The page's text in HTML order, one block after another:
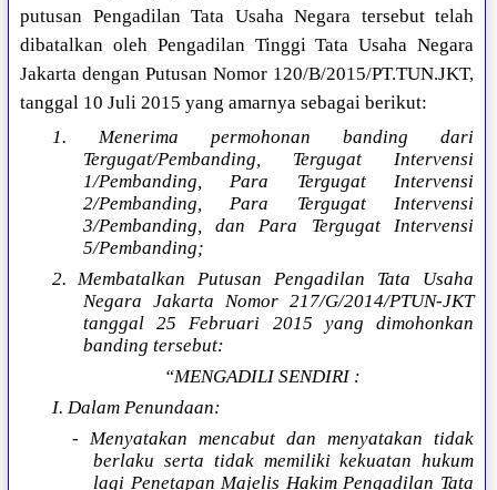
putusan Pengadilan Tata Usaha Negara tersebut telah
dibatalkan oleh Pengadilan Tinggi Tata Usaha Negara
Jakarta dengan Putusan Nomor 120/B/2015/PT.TUN.JKT,
tanggal 10 Juli 2015 yang amarnya sebagai berikut:
1. Menerima permohonan banding dari
Tergugat/Pembanding, Tergugat Intervensi
1/Pembanding, Para Tergugat Intervensi
2/Pembanding, Para Tergugat Intervensi
3/Pembanding, dan Para Tergugat Intervensi
5/Pembanding;
2. Membatalkan Putusan Pengadilan Tata Usaha
Negara Jakarta Nomor 217/G/2014/PTUN-JKT
tanggal 25 Februari 2015 yang dimohonkan
banding tersebut:
“MENGADILI SENDIRI :
I. Dalam Penundaan:
- Menyatakan mencabut dan menyatakan tidak
berlaku serta tidak memiliki kekuatan hukum
lagi Penetapan Majelis Hakim Pengadilan Tata